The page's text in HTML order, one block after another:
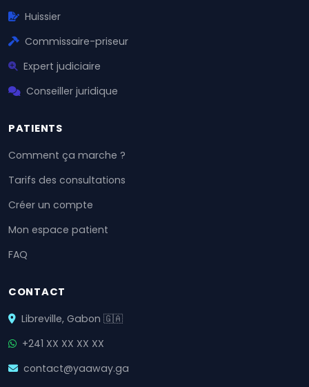
Huissier
Commissaire-priseur
Expert judiciaire
Conseiller juridique
PATIENTS
Comment ça marche ?
Tarifs des consultations
Créer un compte
Mon espace patient
FAQ
CONTACT
Libreville, Gabon 🇬🇦
+241 XX XX XX XX
contact@yaaway.ga